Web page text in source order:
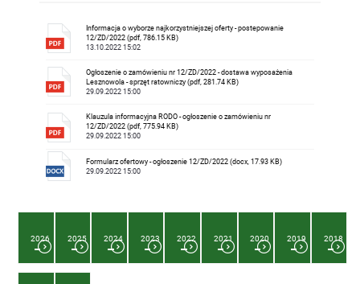
Informacja o wyborze najkorzystniejszej oferty - postepowanie
12/ZD/2022 (pdf, 786.15 KB)
13.10.2022 15:02
Ogłoszenie o zamówieniu nr 12/ZD/2022 - dostawa wyposażenia
Lesznowola - sprzęt ratowniczy (pdf, 281.74 KB)
29.09.2022 15:00
Klauzula informacyjna RODO - ogłoszenie o zamówieniu nr
12/ZD/2022 (pdf, 775.94 KB)
29.09.2022 15:00
Formularz ofertowy - ogłoszenie 12/ZD/2022 (docx, 17.93 KB)
29.09.2022 15:00
2026 2025 2024 2023 2022 2021 2020 2019 2018